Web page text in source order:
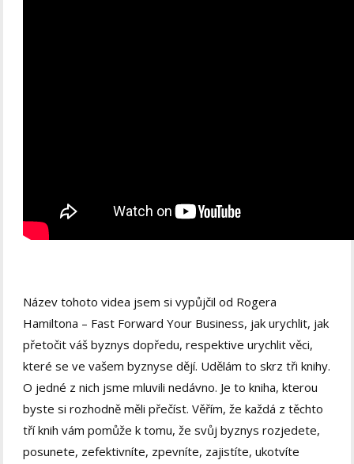
Název tohoto videa jsem si vypůjčil od Rogera
Hamiltona – Fast Forward Your Business, jak urychlit, jak
přetočit váš byznys dopředu, respektive urychlit věci,
které se ve vašem byznyse dějí. Udělám to skrz tři knihy.
O jedné z nich jsme mluvili nedávno. Je to kniha, kterou
byste si rozhodně měli přečíst. Věřím, že každá z těchto
tří knih vám pomůže k tomu, že svůj byznys rozjedete,
posunete, zefektivníte, zpevníte, zajistíte, ukotvíte